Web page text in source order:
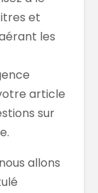
et
les
article
sur
allons